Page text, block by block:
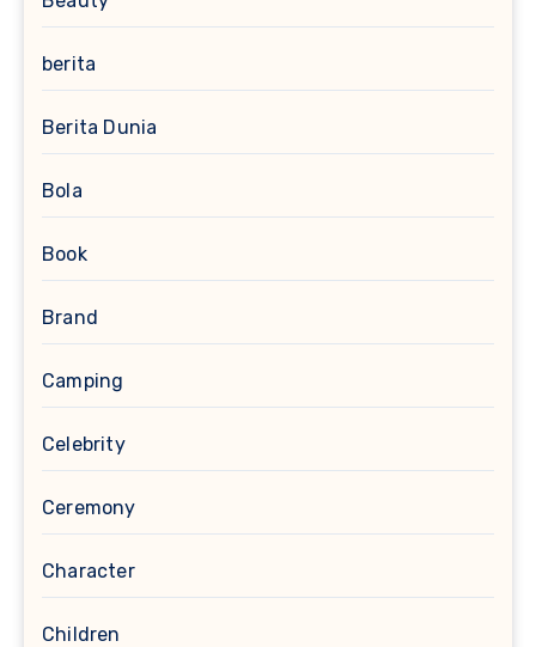
berita
Berita Dunia
Bola
Book
Brand
Camping
Celebrity
Ceremony
Character
Children